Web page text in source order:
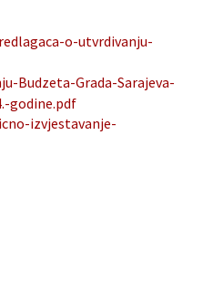
o-utvrdivanju-
Budzeta-Grada-Sarajeva-
godine.pdf
izvjestavanje-